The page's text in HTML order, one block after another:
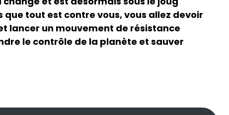
tout est contre vous, vous allez devoir
lancer un mouvement de résistance
le contrôle de la planète et sauver